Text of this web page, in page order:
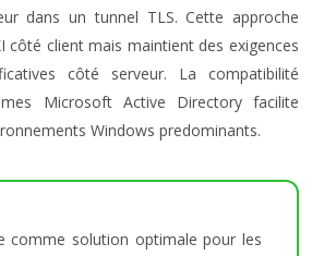
dans un tunnel TLS. Cette approche
côté client mais maintient des exigences
côté serveur. La compatibilité
Microsoft Active Directory facilite
Windows predominants.
comme solution optimale pour les